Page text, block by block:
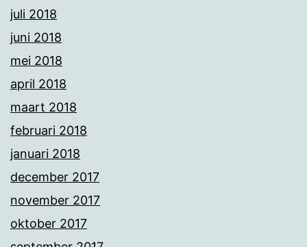
juli 2018
juni 2018
mei 2018
april 2018
maart 2018
februari 2018
januari 2018
december 2017
november 2017
oktober 2017